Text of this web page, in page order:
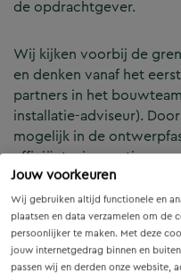
Jouw voorkeuren
Wij gebruiken altijd functionele en
plaatsen en data verzamelen om de
persoonlijker te maken. Met deze
jouw internetgedrag binnen en
passen wij en derden onze website,
de opdrachtgever.
Wij kijken voorbij de
en denken vanaf het
partners in het
installatie-adviseur).
mogelijk in de
efficiënte, innovatieve
constructies — voor
Onze Expertises en
B&Z Bouwtechniek